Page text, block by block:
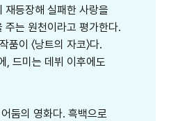
재등장해 실패한 사랑을
주는 원천이라고 평가한다.
이 〈낭트의 자코〉다.
, 드미는 데뷔 이후에도
둠의 영화다. 흑백으로